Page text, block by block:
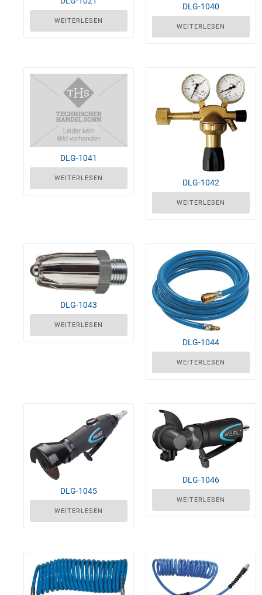
WEITERLESEN
DLG-1040
WEITERLESEN
DLG-1041
WEITERLESEN DLG-1042
WEITERLESEN
DLG-1043
WEITERLESEN
DLG-1044
WEITERLESEN
DLG-1045
WEITERLESEN
DLG-1046
WEITERLESEN